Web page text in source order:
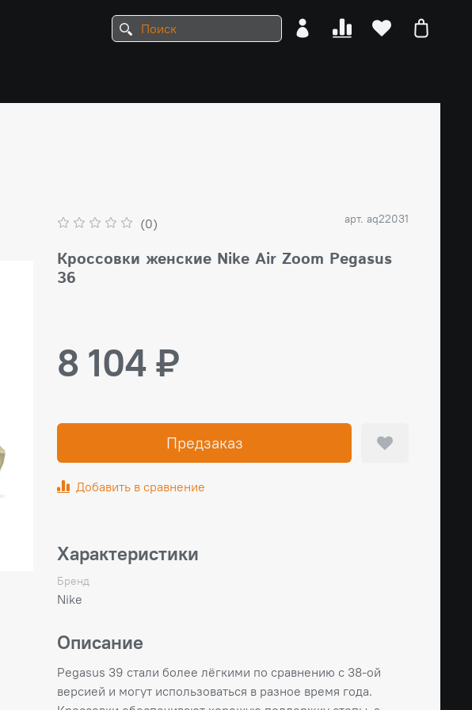
(0) арт. aq22031
Кроссовки женские Nike Air Zoom Pegasus
36
8 104 ₽
Предзаказ
Добавить в сравнение
Характеристики
Бренд
Nike
Описание
Pegasus 39 стали более лёгкими по сравнению с 38-ой
версией и могут использоваться в разное время года.